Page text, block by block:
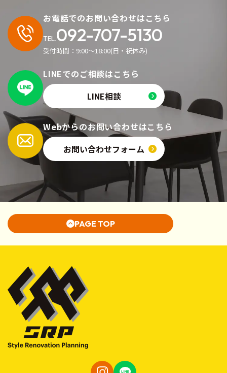
お電話でのお問い合わせはこちら
TEL.092-707-5130
受付時間：9:00〜18:00(日・祝休み)
LINEでのご相談はこちら
LINE相談
Webからのお問い合わせはこちら
お問い合わせフォーム
PAGE TOP
イ
ラ